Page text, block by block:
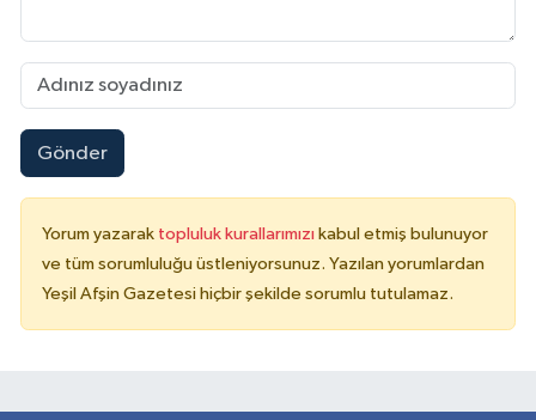
Gönder
Yorum yazarak topluluk kurallarımızı kabul etmiş bulunuyor
ve tüm sorumluluğu üstleniyorsunuz. Yazılan yorumlardan
Yeşil Afşin Gazetesi hiçbir şekilde sorumlu tutulamaz.